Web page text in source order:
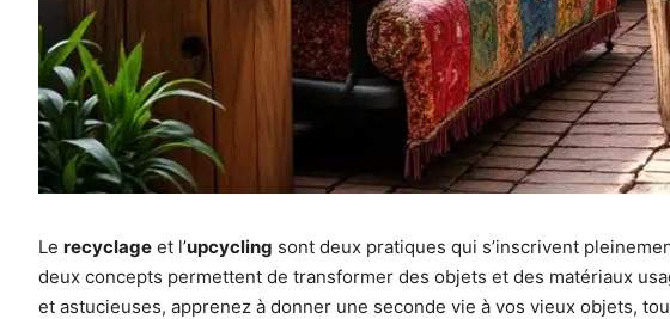
Le recyclage et l’upcycling sont deux pratiques qui s’inscrivent
deux concepts permettent de transformer des objets et des matériaux
et astucieuses, apprenez à donner une seconde vie à vos vieux objets,